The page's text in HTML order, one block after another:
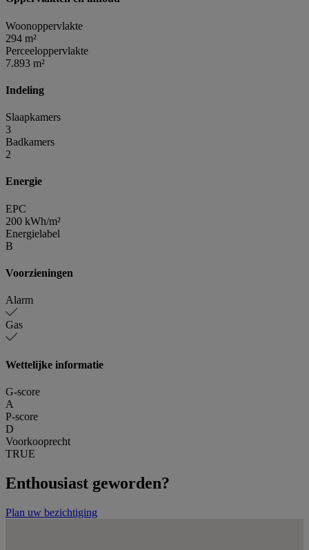
Woonoppervlakte
294 m²
Perceeloppervlakte
7.893 m²
Indeling
Slaapkamers
3
Badkamers
2
Energie
EPC
200 kWh/m²
Energielabel
B
Voorzieningen
Alarm
Gas
Wettelijke informatie
G-score
A
P-score
D
Voorkooprecht
TRUE
Enthousiast geworden?
Plan uw bezichtiging